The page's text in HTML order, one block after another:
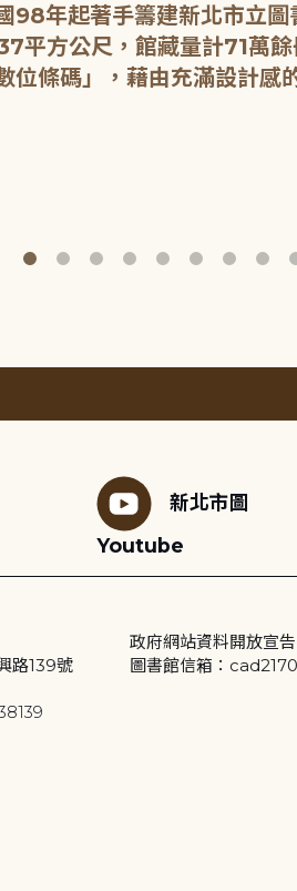
98年起著手籌建新北市立
平方公尺，館藏量計71萬
條碼」，藉由充滿設計感
新北市圖
Youtube
路139號
政府網站資料開放宣告
圖書館信箱：